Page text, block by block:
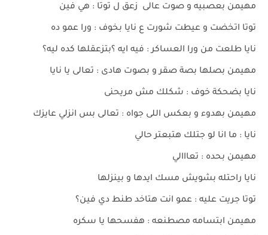
مهيمن بعصبيه و صوت عالى زعق ل توتا : هي فين
توتا اتخضت و عيطت شورت ع نايا بخوف : ورا عمو ده
نايا طلعت من ورا العساكر : فيه ايه ؟بتزعقلها كده ليه؟
مهيمن بصلها بصة صقر و بصوت هادى : تعالى يا نايا
نايا بضحكة خوف : شكلك مش مريحنى
مهيمن بهدوء و بعكس اللى جواه : تعالى بس انزلي عايزك
نايا : ما انا لو جتلك هتبعتر حالي
مهيمن بحده : تعااالي
نايا راحتله بشويش مسك ايدها و بينزلها
توتا جريت عليه : عمو انت هتاخد طنط دي فين؟
مهيمن ابتسامه مصطنعه : هفسحها يا سكره